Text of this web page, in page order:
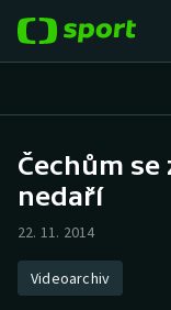
Hokej
Atletika
Čechům
nedaří
22. 11. 2014
Videoarchiv